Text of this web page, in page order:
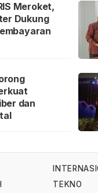
Meroket,
Dukung
dan
TEKNO